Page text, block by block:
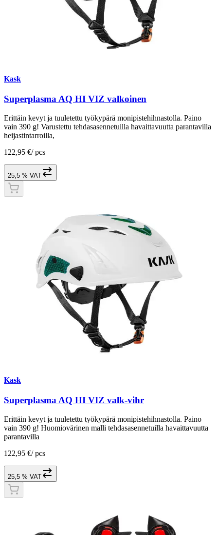
Kask
Superplasma AQ HI VIZ valkoinen
Erittäin kevyt ja tuuletettu työkypärä monipistehihnastolla. Paino
vain 390 g! Varustettu tehdasasennetuilla havaittavuutta parantavilla
heijastintarroilla,
122,95 €/ pcs
25,5 % VAT
Kask
Superplasma AQ HI VIZ valk-vihr
Erittäin kevyt ja tuuletettu työkypärä monipistehihnastolla. Paino
vain 390 g! Huomiovärinen malli tehdasasennetuilla havaittavuutta
parantavilla
122,95 €/ pcs
25,5 % VAT